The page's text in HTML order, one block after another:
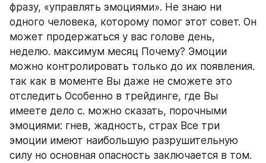
фразу, «управлять эмоциями». Не знаю ни
одного человека, которому помог этот совет. Он
может продержаться у вас голове день,
неделю. максимум месяц Почему? Эмоции
можно контролировать только до их появления.
так как в моменте Вы даже не сможете это
отследить Особенно в трейдинге, где Вы
имеете дело с. можно сказать, порочными
эмоциями: гнев, жадность, страх Все три
эмоции имеют наибольшую разрушительную
силу но основная опасность заключается в том.